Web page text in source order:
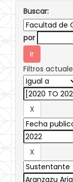
Buscar:
por
Filtros